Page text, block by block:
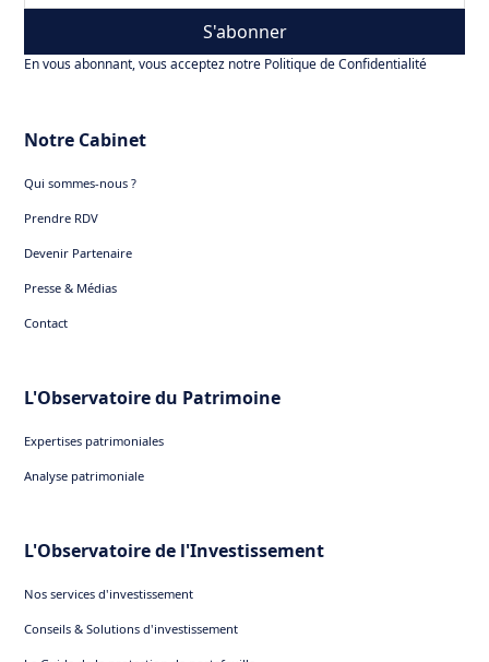
S'abonner
En vous abonnant, vous acceptez notre Politique de Confidentialité
Notre Cabinet
Qui sommes-nous ?
Prendre RDV
Devenir Partenaire
Presse & Médias
Contact
L'Observatoire du Patrimoine
Expertises patrimoniales
Analyse patrimoniale
L'Observatoire de l'Investissement
Nos services d'investissement
Conseils & Solutions d'investissement